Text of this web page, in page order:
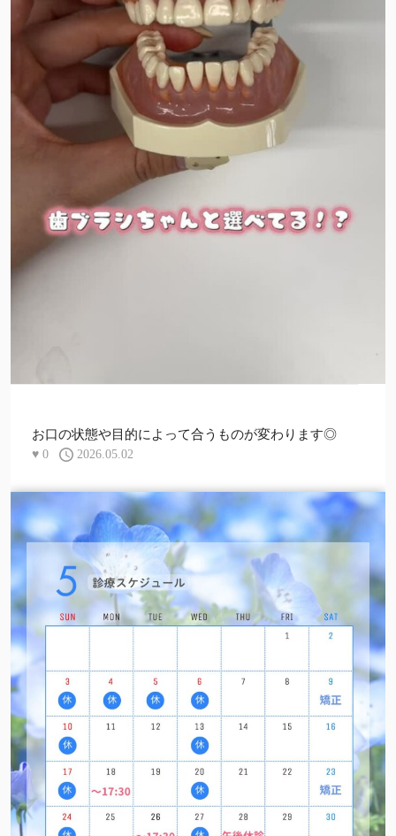
お口の状態や目的によって合うものが変わります◎
♥ 0 2026.05.02